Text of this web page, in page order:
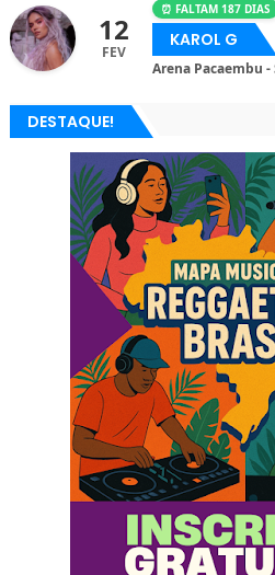
12
FEV
⏰ FALTAM 187 DIAS
KAROL G
Arena Pacaembu -
DESTAQUE!